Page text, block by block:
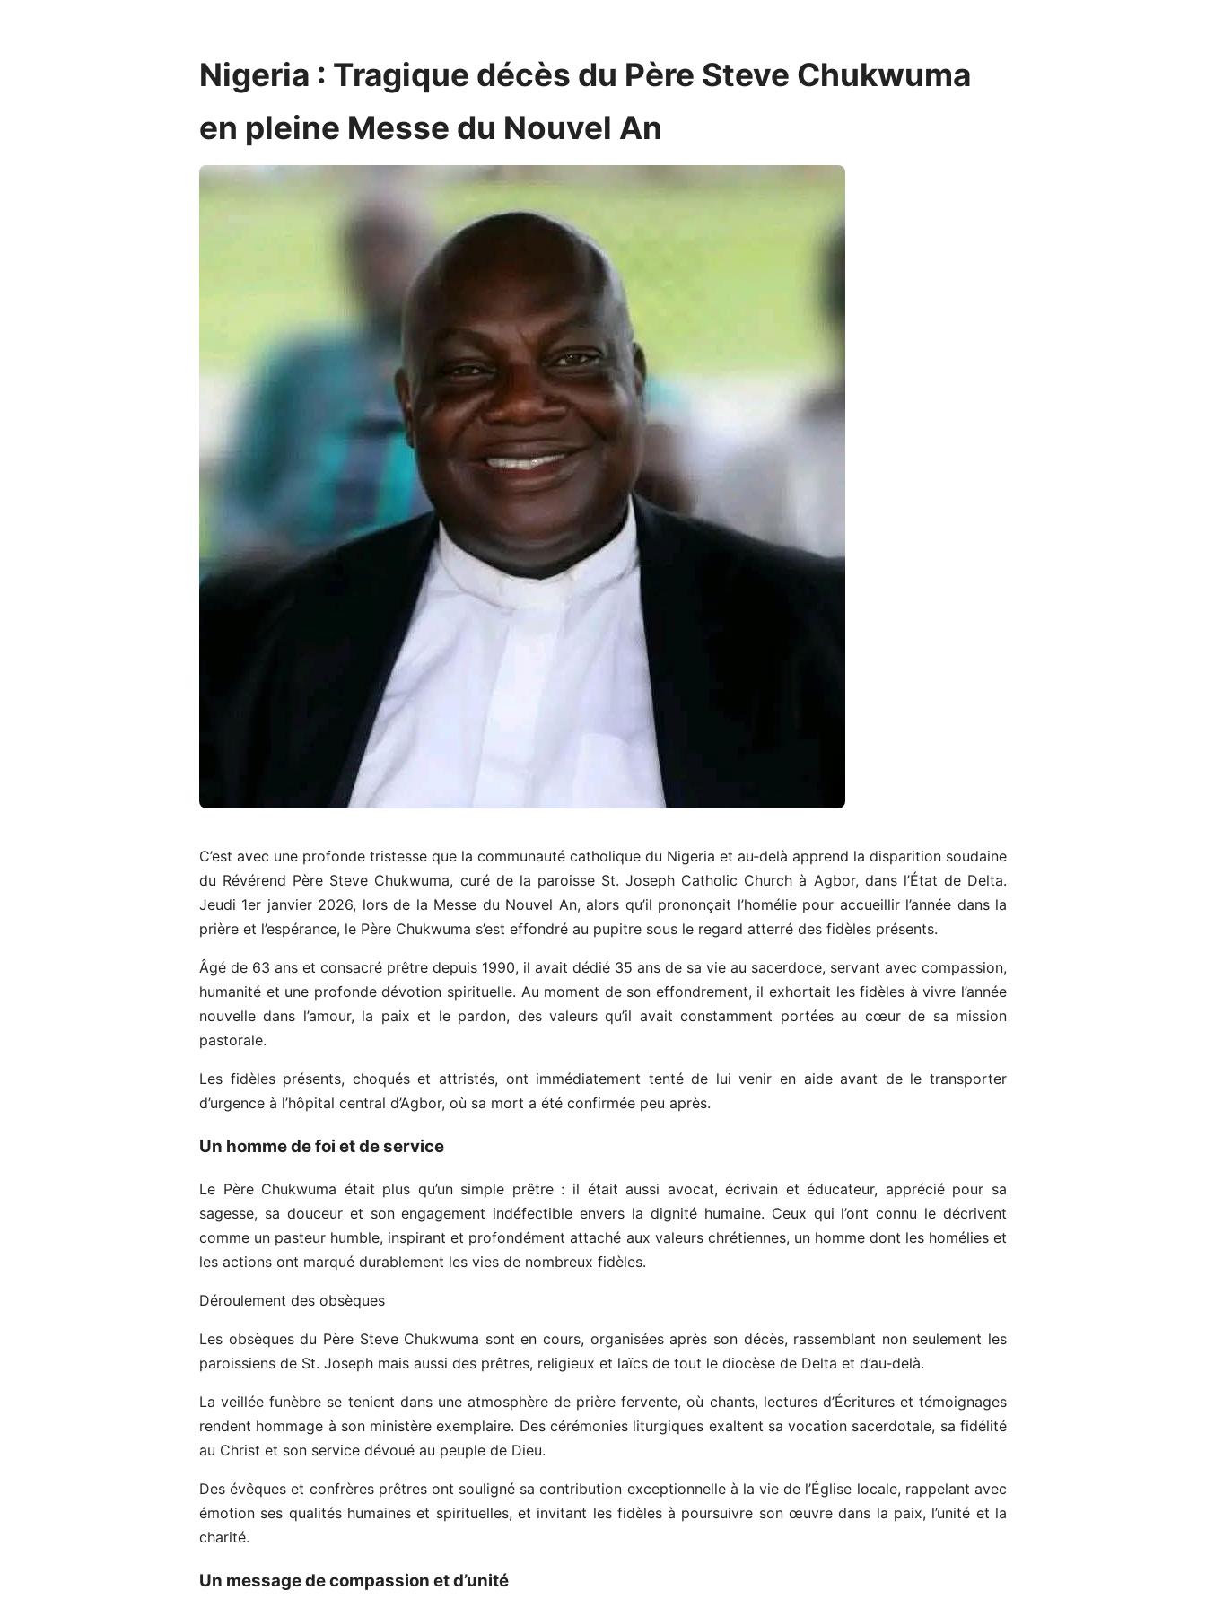
Nigeria : Tragique décès du Père Steve Chukwuma
en pleine Messe du Nouvel An
C’est avec une profonde tristesse que la communauté catholique du Nigeria et au‑delà apprend la disparition soudaine
du Révérend Père Steve Chukwuma, curé de la paroisse St. Joseph Catholic Church à Agbor, dans l’État de Delta.
Jeudi 1er janvier 2026, lors de la Messe du Nouvel An, alors qu’il prononçait l’homélie pour accueillir l’année dans la
prière et l’espérance, le Père Chukwuma s’est effondré au pupitre sous le regard atterré des fidèles présents.
Âgé de 63 ans et consacré prêtre depuis 1990, il avait dédié 35 ans de sa vie au sacerdoce, servant avec compassion,
humanité et une profonde dévotion spirituelle. Au moment de son effondrement, il exhortait les fidèles à vivre l’année
nouvelle dans l’amour, la paix et le pardon, des valeurs qu’il avait constamment portées au cœur de sa mission
pastorale.
Les fidèles présents, choqués et attristés, ont immédiatement tenté de lui venir en aide avant de le transporter
d’urgence à l’hôpital central d’Agbor, où sa mort a été confirmée peu après.
Un homme de foi et de service
Le Père Chukwuma était plus qu’un simple prêtre : il était aussi avocat, écrivain et éducateur, apprécié pour sa
sagesse, sa douceur et son engagement indéfectible envers la dignité humaine. Ceux qui l’ont connu le décrivent
comme un pasteur humble, inspirant et profondément attaché aux valeurs chrétiennes, un homme dont les homélies et
les actions ont marqué durablement les vies de nombreux fidèles.
Déroulement des obsèques
Les obsèques du Père Steve Chukwuma sont en cours, organisées après son décès, rassemblant non seulement les
paroissiens de St. Joseph mais aussi des prêtres, religieux et laïcs de tout le diocèse de Delta et d’au‑delà.
La veillée funèbre se tenient dans une atmosphère de prière fervente, où chants, lectures d’Écritures et témoignages
rendent hommage à son ministère exemplaire. Des cérémonies liturgiques exaltent sa vocation sacerdotale, sa fidélité
au Christ et son service dévoué au peuple de Dieu.
Des évêques et confrères prêtres ont souligné sa contribution exceptionnelle à la vie de l’Église locale, rappelant avec
émotion ses qualités humaines et spirituelles, et invitant les fidèles à poursuivre son œuvre dans la paix, l’unité et la
charité.
Un message de compassion et d’unité